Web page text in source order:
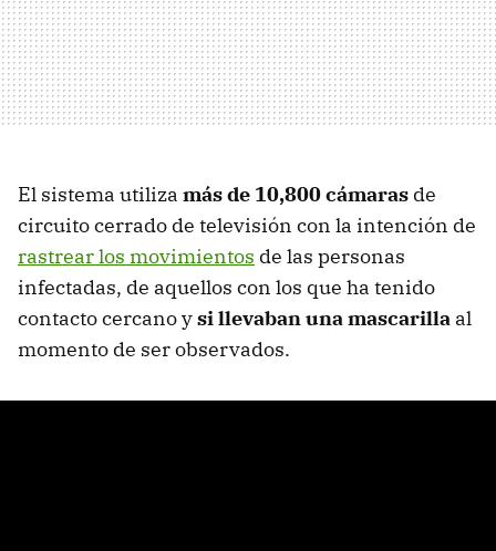
El sistema utiliza más de 10,800 cámaras de
circuito cerrado de televisión con la intención de
rastrear los movimientos de las personas
infectadas, de aquellos con los que ha tenido
contacto cercano ysi llevaban una mascarilla al
momento de ser observados.